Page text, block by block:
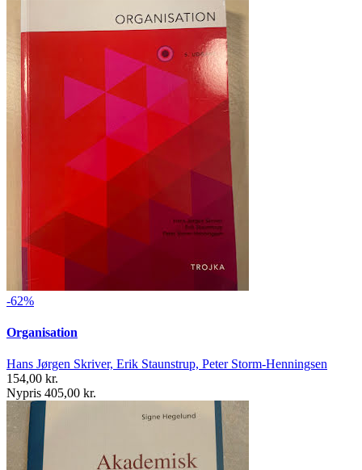
-62%
Organisation
Hans Jørgen Skriver, Erik Staunstrup, Peter Storm-Henningsen
154,00 kr.
Nypris 405,00 kr.